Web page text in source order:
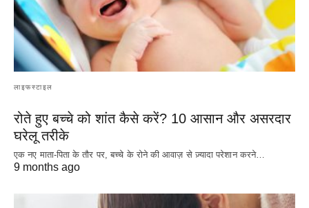
लाइफस्टाइल
रोते हुए बच्चे को शांत कैसे करें? 10 आसान और असरदार
घरेलू तरीके
एक नए माता-पिता के तौर पर, बच्चे के रोने की आवाज़ से ज़्यादा परेशान करने…
9 months ago